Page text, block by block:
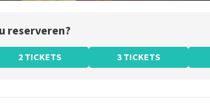
reserveren?
2 TICKETS 3 TICKETS